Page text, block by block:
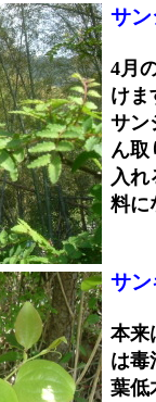
サ
4月
けま
サン
ん取
入れ
料に
サ
本来
は毒
葉低